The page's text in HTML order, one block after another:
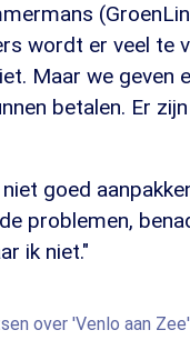
wordt er veel te
Maar we geven
betalen. Er
goed
problemen,
ik niet."
over 'Venlo aan Zee'